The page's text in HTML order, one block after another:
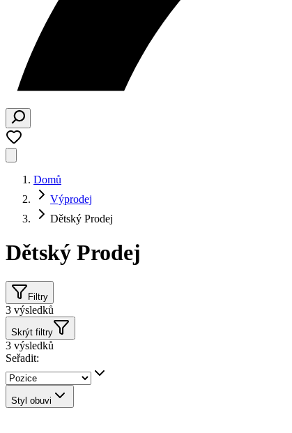
Domů
Výprodej
Dětský Prodej
Dětský Prodej
Filtry
3 výsledků
Skrýt filtry
3 výsledků
Seřadit:
Styl obuvi